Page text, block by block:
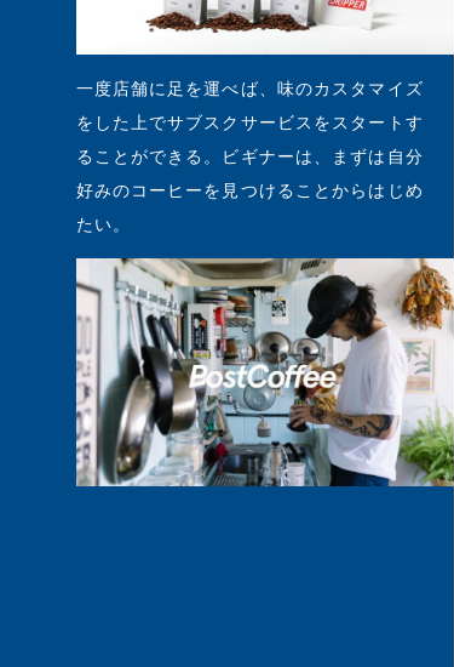
一度店舗に足を運べば、味のカスタマイズ
をした上でサブスクサービスをスタートす
ることができる。ビギナーは、まずは自分
好みのコーヒーを見つけることからはじめ
たい。